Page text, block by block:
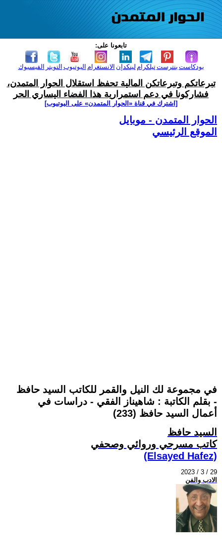
تابعونا على:
الفيسبوك التويتر اليوتيوب الانستغرام لينكدإن تيلكرامبنترست بودكاست
تبرعاتكم وتبرعاتكن المالية تحفظ استقلال الحوار المتمدن،
فشاركونا في دعم استمرارية هذا الفضاء اليساري الحر
[اشترك في قناة ‫«الحوار المتمدن» على اليوتيوب]
الحوار المتمدن - موبايل
الموقع الرئيسي
في مجموعة لك النيل والقمر للكاتب السيد حافظ
- بقلم الكاتبة : شاهيناز الفقي - دراسات في
أعمال السيد حافظ (233)
السيد حافظ
كاتب مسرحي وروائي وصحفي
(Elsayed Hafez)
2023 / 3 / 29
الادب والفن